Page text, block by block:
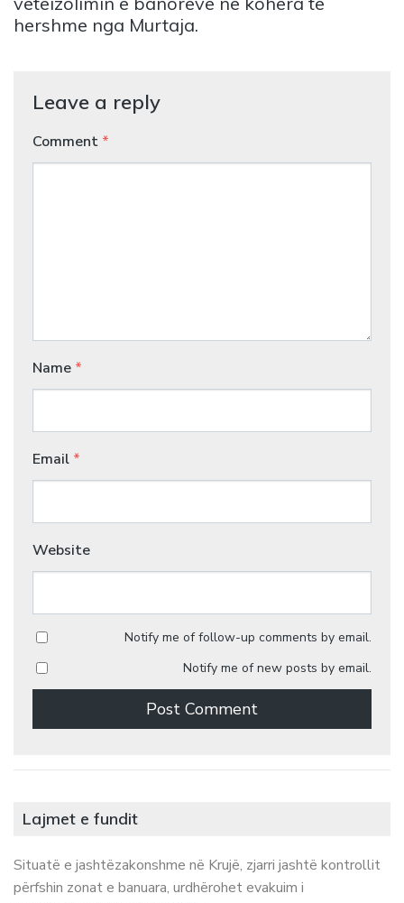
hershme nga Murtaja.
Leave a reply
Comment *
Name *
Email *
Website
Notify me of follow-up comments by email.
Notify me of new posts by email.
Lajmet e fundit
Situatë e jashtëzakonshme në Krujë, zjarri jashtë kontrollit
përfshin zonat e banuara, urdhërohet evakuim i